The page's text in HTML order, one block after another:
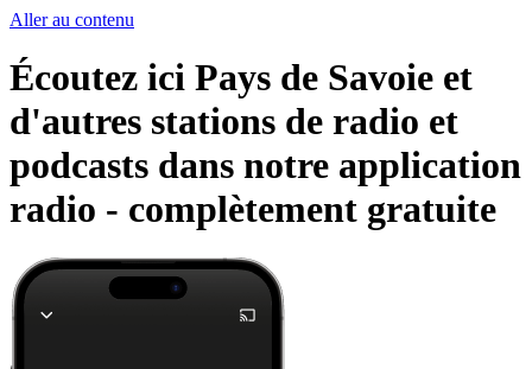
Aller au contenu
Écoutez ici Pays de Savoie et
d'autres stations de radio et
podcasts dans notre application
radio - complètement gratuite